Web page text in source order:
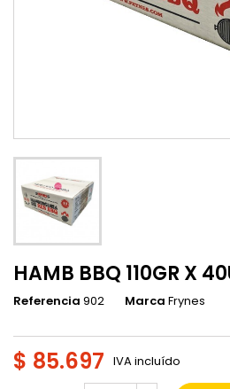
HAMB BBQ 110GR X
Referencia 902 Marca Frynes
$ 85.697 IVA incluído